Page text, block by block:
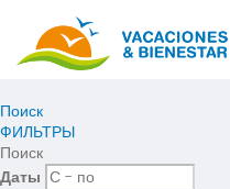
Поиск
ФИЛЬТРЫ
Поиск
Даты